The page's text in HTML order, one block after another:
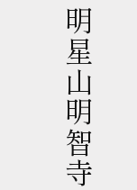
明星山明智寺